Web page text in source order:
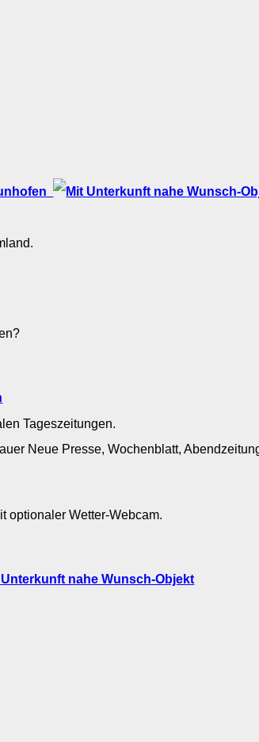
Tageszeitungen.
Neue Presse, Wochenblatt,
optionaler Wetter-Webcam.